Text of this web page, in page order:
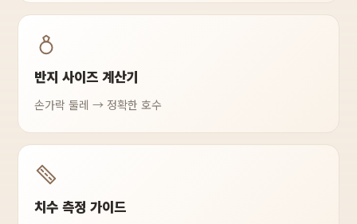
반지 사이즈 계산기
손가락 둘레 → 정확한 호수
치수 측정 가이드